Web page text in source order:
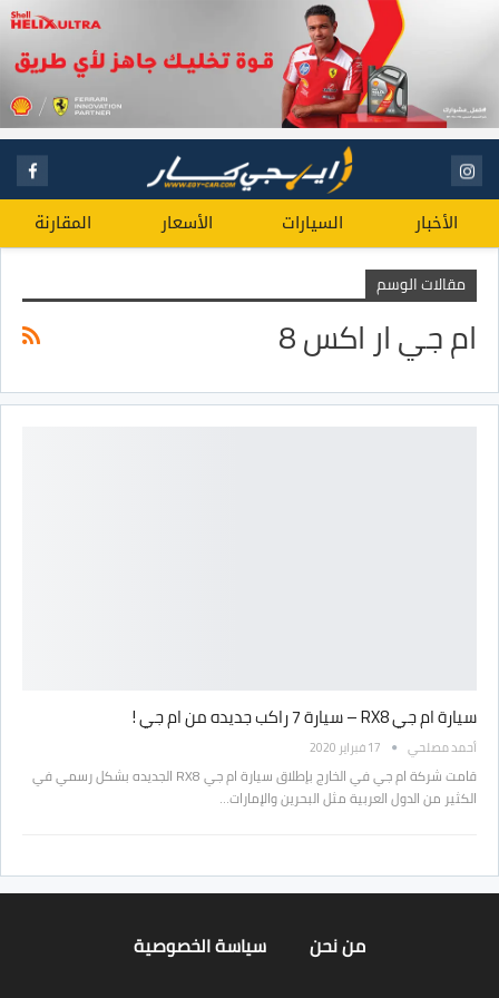
الأخبار السيارات الأسعار المقارنة
مقالات الوسم
ام جي ار اكس 8
سيارة ام جي RX8 – سيارة 7 راكب جديده من ام جي !
أحمد مصلحي 17 فبراير 2020
قامت شركة ام جي في الخارج بإطلاق سيارة ام جي RX8 الجديده بشكل رسمي في
الكثير من الدول العربية مثل البحرين والإمارات…
من نحن سياسة الخصوصية